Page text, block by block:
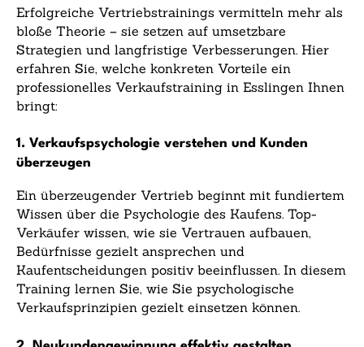
Erfolgreiche Vertriebstrainings vermitteln mehr als
bloße Theorie – sie setzen auf umsetzbare
Strategien und langfristige Verbesserungen. Hier
erfahren Sie, welche konkreten Vorteile ein
professionelles Verkaufstraining in Esslingen Ihnen
bringt:
1. Verkaufspsychologie verstehen und Kunden
überzeugen
Ein überzeugender Vertrieb beginnt mit fundiertem
Wissen über die Psychologie des Kaufens. Top-
Verkäufer wissen, wie sie Vertrauen aufbauen,
Bedürfnisse gezielt ansprechen und
Kaufentscheidungen positiv beeinflussen. In diesem
Training lernen Sie, wie Sie psychologische
Verkaufsprinzipien gezielt einsetzen können.